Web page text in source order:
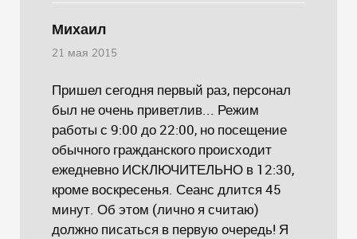
Михаил
21 мая 2015
Пришел сегодня первый раз, персонал
был не очень приветлив... Режим
работы с 9:00 до 22:00, но посещение
обычного гражданского происходит
ежедневно ИСКЛЮЧИТЕЛЬНО в 12:30,
кроме воскресенья. Сеанс длится 45
минут. Об этом (лично я считаю)
должно писаться в первую очередь! Я